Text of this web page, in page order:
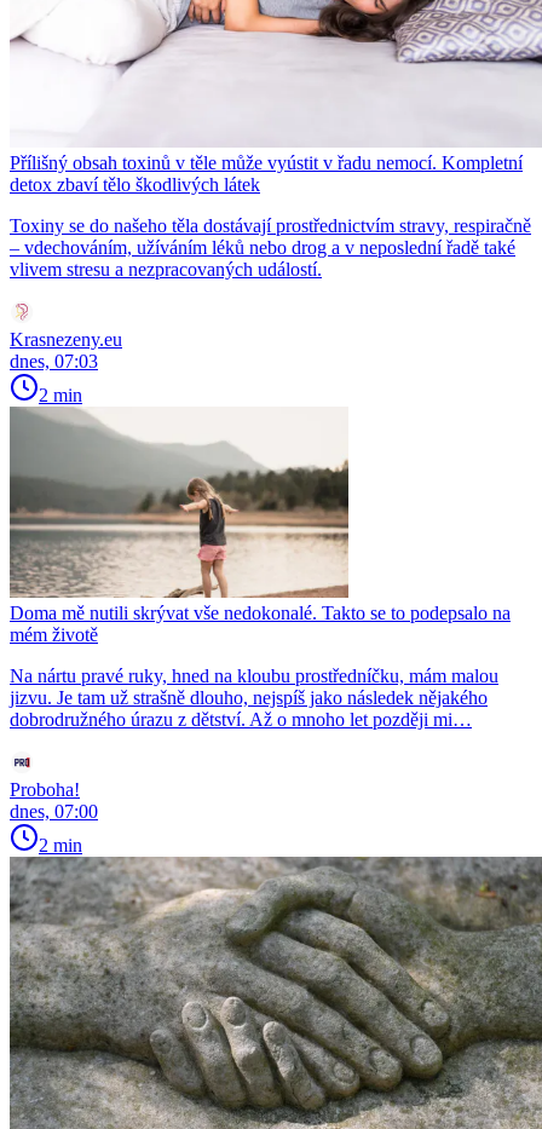
Přílišný obsah toxinů v těle může vyústit v řadu nemocí. Kompletní
detox zbaví tělo škodlivých látek
Toxiny se do našeho těla dostávají prostřednictvím stravy, respiračně
– vdechováním, užíváním léků nebo drog a v neposlední řadě také
vlivem stresu a nezpracovaných událostí.
Krasnezeny.eu
dnes, 07:03
2 min
Doma mě nutili skrývat vše nedokonalé. Takto se to podepsalo na
mém životě
Na nártu pravé ruky, hned na kloubu prostředníčku, mám malou
jizvu. Je tam už strašně dlouho, nejspíš jako následek nějakého
dobrodružného úrazu z dětství. Až o mnoho let později mi…
Proboha!
dnes, 07:00
2 min